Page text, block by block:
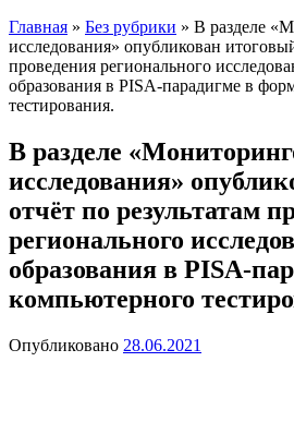
Главная » Без рубрики » В разделе
исследования» опубликован
проведения регионального
образования в PISA-парадигме в
тестирования.
В разделе
исследования»
отчёт по результатам
регионального
образования в PISA-
компьютерного
Опубликовано 28.06.2021